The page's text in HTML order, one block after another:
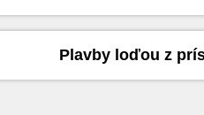
Plavby loďou z